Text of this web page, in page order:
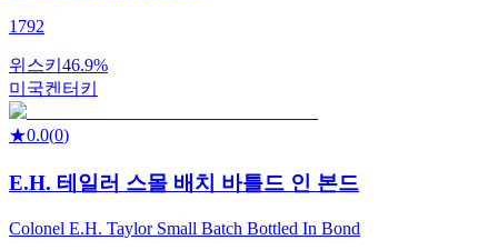
1792
위스키 46.9%
미국켄터키
★0.0(0)
E.H. 테일러 스몰 배치 바틀드 인 본드
Colonel E.H. Taylor Small Batch Bottled In Bond